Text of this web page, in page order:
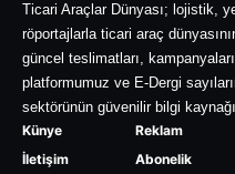
Ticari Araçlar Dünyası; lojistik,
röportajlarla ticari araç
güncel teslimatları,
platformumuz ve E-Dergi
sektörünün güvenilir bilgi
Künye
İletişim
Reklam
Abonelik